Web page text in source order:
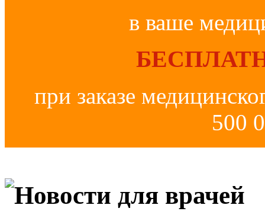
в ваше
при заказе
500
Новости для врачей